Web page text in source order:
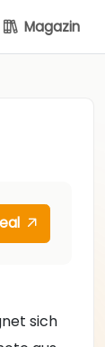
Magazin
sich